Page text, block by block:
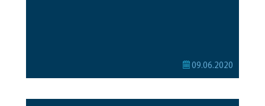
09.06.2020